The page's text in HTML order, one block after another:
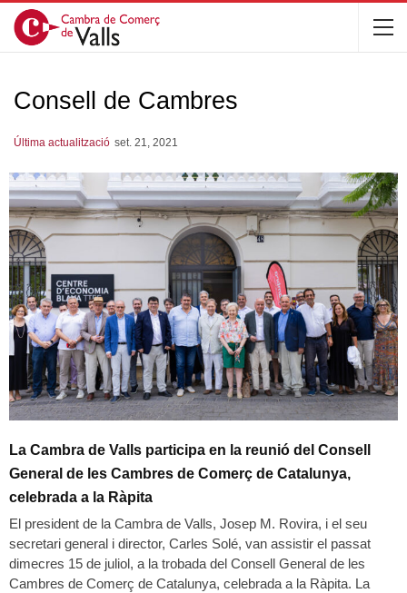
Consell de Cambres
Última actualització set. 21, 2021
La Cambra de Valls participa en la reunió del Consell
General de les Cambres de Comerç de Catalunya,
celebrada a la Ràpita
El president de la Cambra de Valls, Josep M. Rovira, i el seu
secretari general i director, Carles Solé, van assistir el passat
dimecres 15 de juliol, a la trobada del Consell General de les
Cambres de Comerç de Catalunya, celebrada a la Ràpita. La